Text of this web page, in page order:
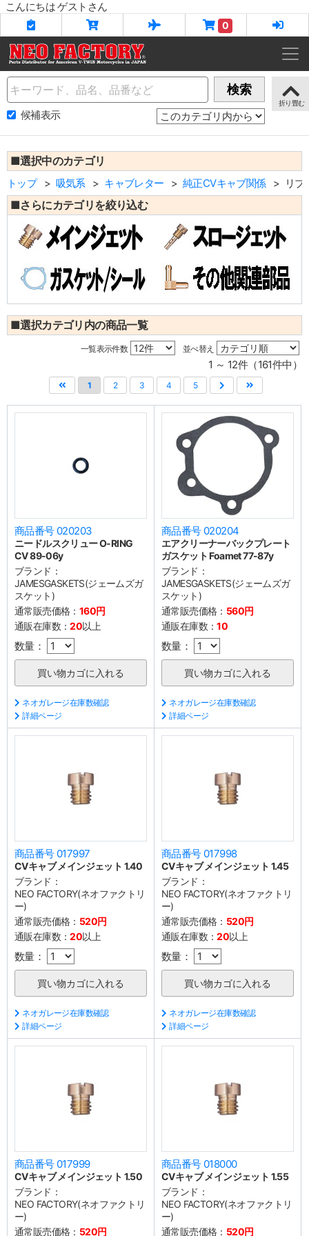
こんにちは ゲストさん
0
Name 検索
候補表示
■選択中のカテゴリ
トップ 吸気系 キャブレター 純正CVキャブ関係 リプ
■さらにカテゴリを絞り込む
■選択カテゴリ内の商品一覧
一覧表示件数 並べ替え
1 ～ 12件（161件中）
1 2 3 4 5
商品番号 020203
ニードルスクリュー O-RING
CV 89-06y
ブランド：
JAMESGASKETS(ジェームズガ
スケット)
通常販売価格： 160円
通販在庫数：20以上
数量：
ネオガレージ在庫数確認
詳細ページ
商品番号 020204
エアクリーナーバックプレート
ガスケット Foamet 77-87y
ブランド：
JAMESGASKETS(ジェームズガ
スケット)
通常販売価格： 560円
通販在庫数：10
数量：
ネオガレージ在庫数確認
詳細ページ
商品番号 017997
CVキャブ メインジェット 1.40
ブランド：
NEO FACTORY(ネオファクトリ
ー)
通常販売価格： 520円
通販在庫数：20以上
数量：
ネオガレージ在庫数確認
詳細ページ
商品番号 017998
CVキャブ メインジェット 1.45
ブランド：
NEO FACTORY(ネオファクトリ
ー)
通常販売価格： 520円
通販在庫数：20以上
数量：
ネオガレージ在庫数確認
詳細ページ
商品番号 017999
CVキャブ メインジェット 1.50
ブランド：
NEO FACTORY(ネオファクトリ
ー)
通常販売価格： 520円
商品番号 018000
CVキャブ メインジェット 1.55
ブランド：
NEO FACTORY(ネオファクトリ
ー)
通常販売価格： 520円